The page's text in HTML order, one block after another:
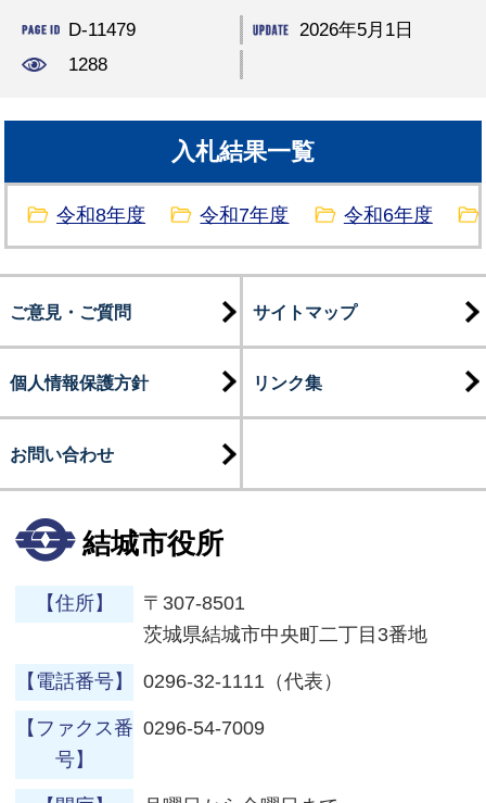
D-11479
2026年5月1日
1288
入札結果一覧
令和8年度 令和7年度 令和6年度
ご意見・ご質問 サイトマップ
個人情報保護方針 リンク集
お問い合わせ
結城市役所
【住所】
〒307-8501
茨城県結城市中央町二丁目3番地
【電話番号】 0296-32-1111（代表）
【ファクス番
号】
0296-54-7009